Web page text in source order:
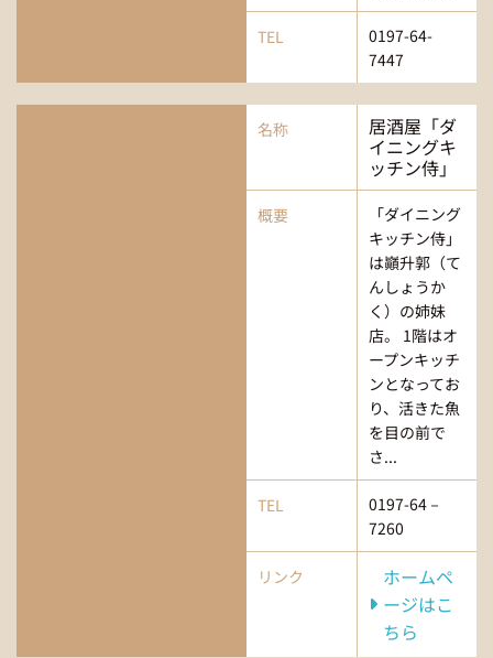
TEL
0197-64-
7447
名称 居酒屋「ダ
イニングキ
ッチン侍」
概要
「ダイニング
キッチン侍」
は巓升郭（て
んしょうか
く）の姉妹
店。 1階はオ
ープンキッチ
ンとなってお
り、活きた魚
を目の前で
さ...
TEL
0197-64－
7260
リンク
ホームペ
ージはこ
ちら